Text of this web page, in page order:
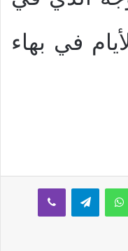
في بهاء
واتساب تيلقرام ڤايبر